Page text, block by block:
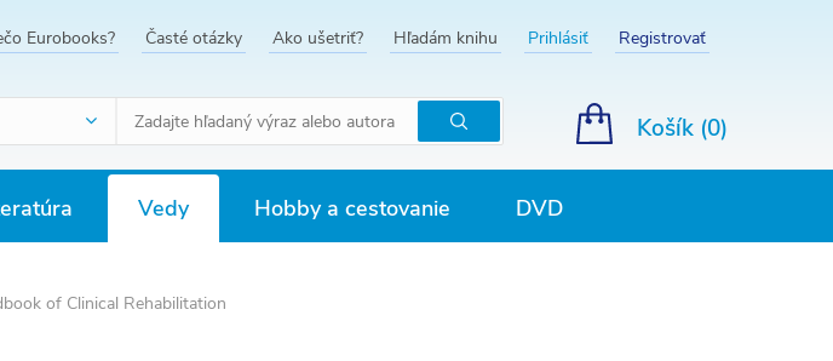
Eurobooks? Časté otázky Ako ušetriť? Hľadám knihu Prihlásiť Registrovať
Hľadať
Košík (0)
Vedy Hobby a cestovanie DVD
of Clinical Rehabilitation